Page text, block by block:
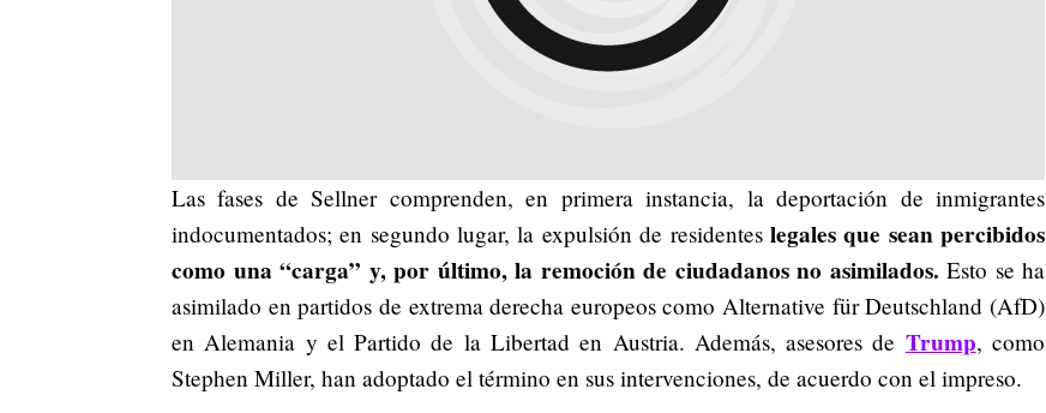
Las fases de Sellner comprenden, en primera instancia, la deportación de inmigrantes
indocumentados; en segundo lugar, la expulsión de residentes legales que sean percibidos
como una “carga” y, por último, la remoción de ciudadanos no asimilados. Esto se ha
asimilado en partidos de extrema derecha europeos como Alternative für Deutschland (AfD)
en Alemania y el Partido de la Libertad en Austria. Además, asesores de Trump, como
Stephen Miller, han adoptado el término en sus intervenciones, de acuerdo con el impreso.